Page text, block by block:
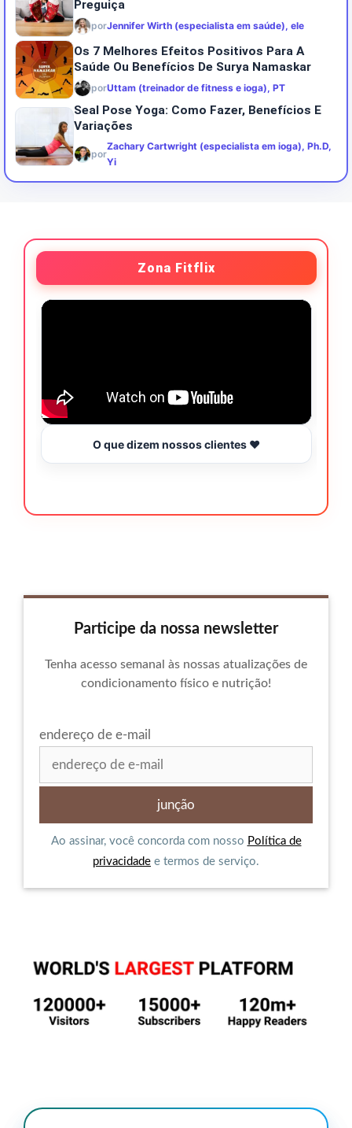
Preguiça
porJennifer Wirth (especialista em saúde), ele
Os 7 Melhores Efeitos Positivos Para A
Saúde Ou Benefícios De Surya Namaskar
porUttam (treinador de fitness e ioga), PT
Seal Pose Yoga: Como Fazer, Benefícios E
Variações
por
Zachary Cartwright (especialista em ioga), Ph.D,
Yi
Zona Fitflix
O que dizem nossos clientes ❤️
Participe da nossa newsletter
Tenha acesso semanal às nossas atualizações de
condicionamento físico e nutrição!
endereço de e-mail
Ao assinar, você concorda com nosso Política de
privacidade e termos de serviço.